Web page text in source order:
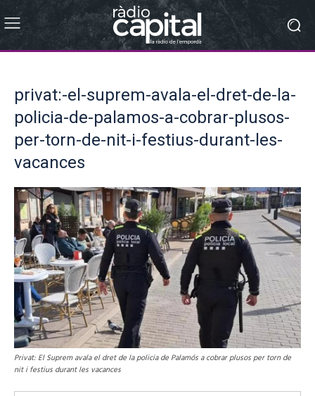
privat:-el-suprem-avala-el-dret-de-la-
policia-de-palamos-a-cobrar-plusos-
per-torn-de-nit-i-festius-durant-les-
vacances
Privat: El Suprem avala el dret de la policia de Palamós a cobrar plusos per torn de
nit i festius durant les vacances